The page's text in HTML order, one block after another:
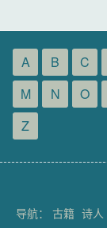
A B C
M
N O
Z
导航： 古籍 诗人